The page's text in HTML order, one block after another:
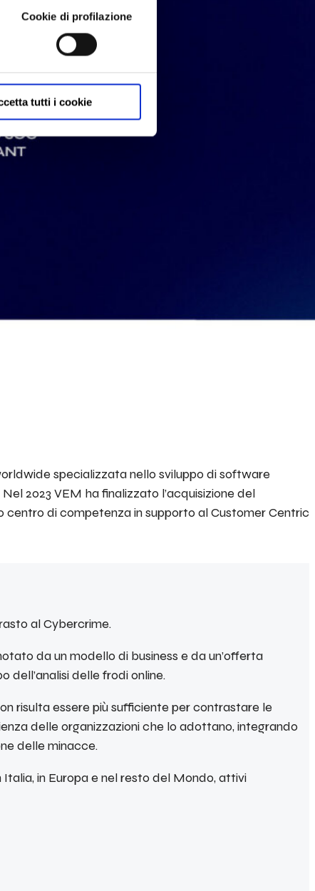
privacy/
Cookie di profilazione
tutti i cookie
specializzata nello sviluppo di software
2023 VEM ha finalizzato l’acquisizione del
centro di competenza in supporto al Customer Centric
al Cybercrime.
da un modello di business e da un’offerta
dell’analisi delle frodi online.
risulta essere più sufficiente per contrastare le
delle organizzazioni che lo adottano, integrando
delle minacce.
in Europa e nel resto del Mondo, attivi